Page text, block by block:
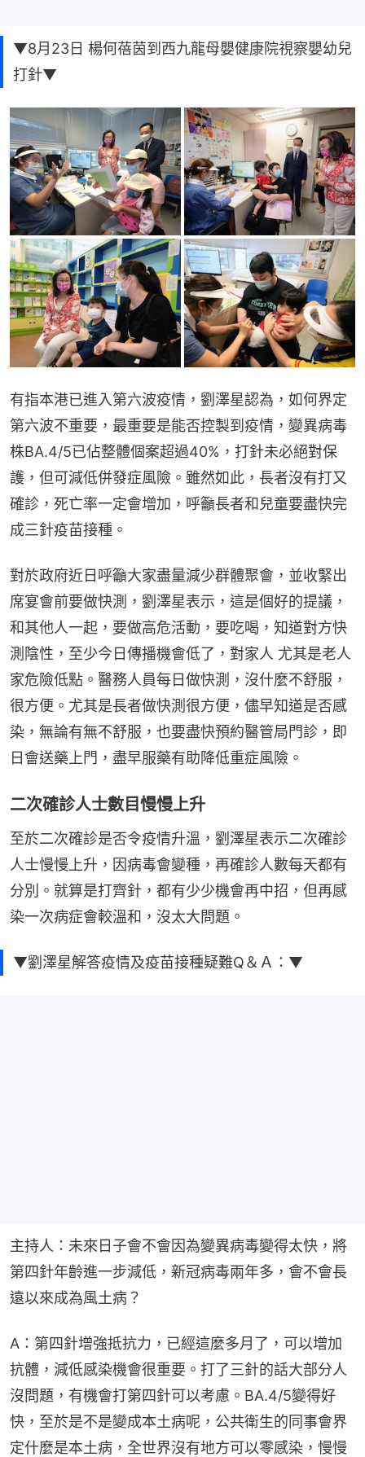
▼8月23日 楊何蓓茵到西九龍母嬰健康院視察嬰幼兒
打針▼
有指本港已進入第六波疫情，劉澤星認為，如何界定
第六波不重要，最重要是能否控製到疫情，變異病毒
株BA.4/5已佔整體個案超過40%，打針未必絕對保
護，但可減低併發症風險。雖然如此，長者沒有打又
確診，死亡率一定會增加，呼籲長者和兒童要盡快完
成三針疫苗接種。
對於政府近日呼籲大家盡量減少群體聚會，並收緊出
席宴會前要做快測，劉澤星表示，這是個好的提議，
和其他人一起，要做高危活動，要吃喝，知道對方快
測陰性，至少今日傳播機會低了，對家人 尤其是老人
家危險低點。醫務人員每日做快測，沒什麼不舒服，
很方便。尤其是長者做快測很方便，儘早知道是否感
染，無論有無不舒服，也要盡快預約醫管局門診，即
日會送藥上門，盡早服藥有助降低重症風險。
二次確診人士數目慢慢上升
至於二次確診是否令疫情升溫，劉澤星表示二次確診
人士慢慢上升，因病毒會變種，再確診人數每天都有
分別。就算是打齊針，都有少少機會再中招，但再感
染一次病症會較溫和，沒太大問題。
▼劉澤星解答疫情及疫苗接種疑難Q＆Ａ：▼
主持人：未來日子會不會因為變異病毒變得太快，將
第四針年齡進一步減低，新冠病毒兩年多，會不會長
遠以來成為風土病？
A：第四針增強抵抗力，已經這麼多月了，可以增加
抗體，減低感染機會很重要。打了三針的話大部分人
沒問題，有機會打第四針可以考慮。BA.4/5變得好
快，至於是不是變成本土病呢，公共衛生的同事會界
定什麼是本土病，全世界沒有地方可以零感染，慢慢